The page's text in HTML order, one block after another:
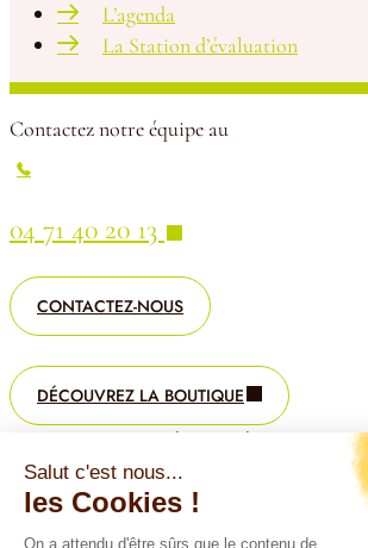
Salut c'est nous...
les Cookies !
On a attendu d'être sûrs que le contenu de
L’agenda
La Station d’évaluation
Contactez notre équipe au
04 71 40 20 13
CONTACTEZ-NOUS
DÉCOUVREZ LA BOUTIQUE
©2025 Groupe Salers Evolution
Politique de confidentialité